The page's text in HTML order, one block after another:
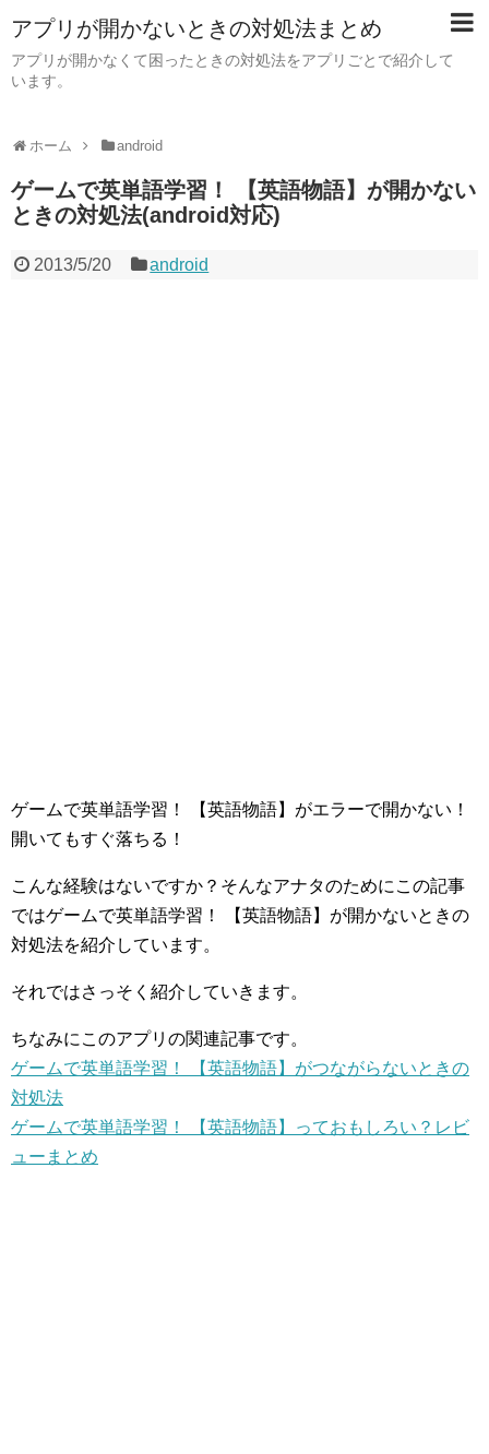
アプリが開かないときの対処法まとめ
アプリが開かなくて困ったときの対処法をアプリごとで紹介して
います。
ホーム android
ゲームで英単語学習！ 【英語物語】が開かない
ときの対処法(android対応)
2013/5/20 android
ゲームで英単語学習！ 【英語物語】がエラーで開かない！
開いてもすぐ落ちる！
こんな経験はないですか？そんなアナタのためにこの記事
ではゲームで英単語学習！ 【英語物語】が開かないときの
対処法を紹介しています。
それではさっそく紹介していきます。
ちなみにこのアプリの関連記事です。
ゲームで英単語学習！ 【英語物語】がつながらないときの
対処法
ゲームで英単語学習！ 【英語物語】っておもしろい？レビ
ューまとめ